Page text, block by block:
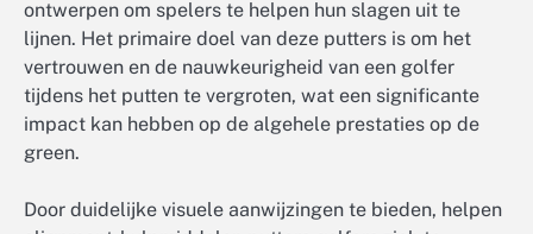
ontwerpen om spelers te helpen hun slagen uit te
lijnen. Het primaire doel van deze putters is om het
vertrouwen en de nauwkeurigheid van een golfer
tijdens het putten te vergroten, wat een significante
impact kan hebben op de algehele prestaties op de
green.
Door duidelijke visuele aanwijzingen te bieden, helpen